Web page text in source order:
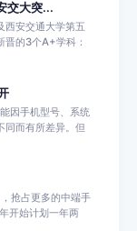
交大突...
西安交通大学第五
晋的3个A+学科：
因手机型号、系统
同而有所差异。但
抢占更多的中端手
开始计划一年两